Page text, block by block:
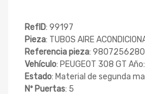
RefID: 99197
Pieza: TUBOS AIRE
Referencia pieza: 9807256280
Vehículo: PEUGEOT 308 GT
Estado: Material de segunda
Nº Puertas: 5